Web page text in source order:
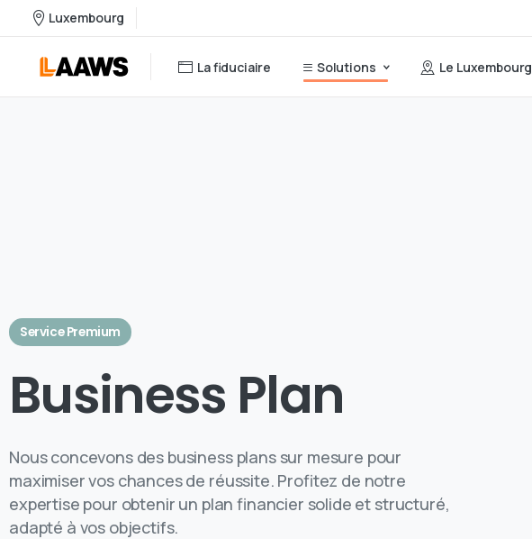
Luxembourg
La fiduciaire Solutions Le Luxembourg
Service Premium
Business Plan
Nous concevons des business plans sur mesure pour
maximiser vos chances de réussite. Profitez de notre
expertise pour obtenir un plan financier solide et structuré,
adapté à vos objectifs.